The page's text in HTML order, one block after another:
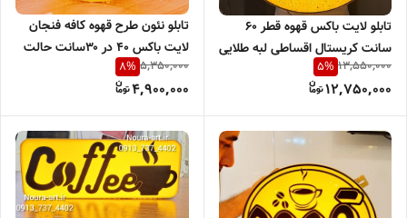
تابلو لایت باکس قهوه قطر ۶۰
سانت کریستال اقساطی لبه طلایی
چنلیوم
13,550,000
5%
12,750,000
تابلو نئون طرح قهوه کافه فنجان
لایت باکس ۴۰ در ۳۰سانت حالت
پانچ الماسی اقساطی
5,350,000
8%
4,900,000